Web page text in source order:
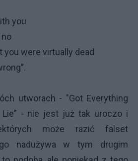
you
no
you were virtually dead
utworach - "Got Everything
Lie” - nie jest już tak uroczo i
może razić falset
nadużywa w tym drugim